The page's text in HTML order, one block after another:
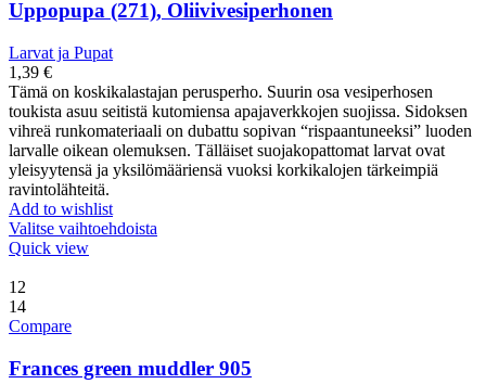
Uppopupa (271), Oliivivesiperhonen
Larvat ja Pupat
1,39 €
Tämä on koskikalastajan perusperho. Suurin osa vesiperhosen
toukista asuu seitistä kutomiensa apajaverkkojen suojissa. Sidoksen
vihreä runkomateriaali on dubattu sopivan “rispaantuneeksi” luoden
larvalle oikean olemuksen. Tälläiset suojakopattomat larvat ovat
yleisyytensä ja yksilömääriensä vuoksi korkikalojen tärkeimpiä
ravintolähteitä.
Add to wishlist
Valitse vaihtoehdoista
Quick view
12
14
Compare
Frances green muddler 905